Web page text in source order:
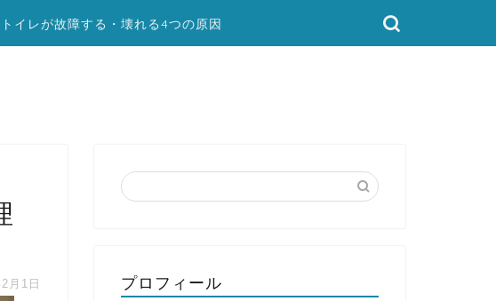
トイレが故障する・壊れる4つの原因
月1日 プロフィール